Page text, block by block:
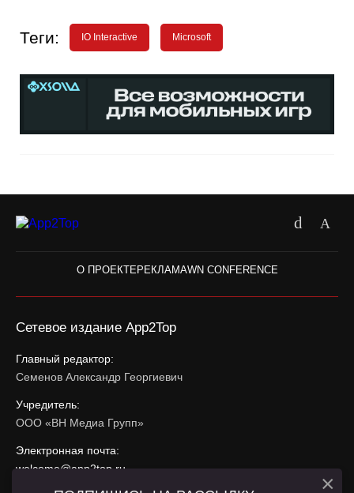
Теги: IO Interactive Microsoft
О ПРОЕКТЕРЕКЛАМАWN CONFERENCE
Сетевое издание App2Top
Главный редактор:
Семенов Александр Георгиевич
Учредитель:
ООО «ВН Медиа Групп»
Электронная почта:
welcome@app2top.ru
×